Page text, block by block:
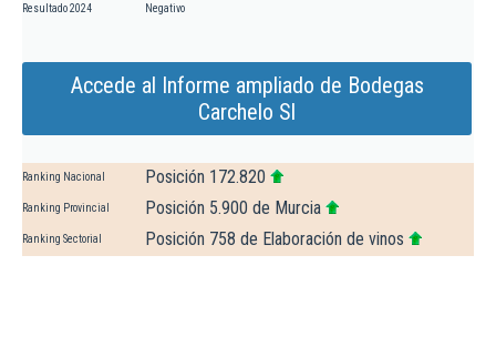
Resultado 2024 Negativo
Accede al Informe ampliado de Bodegas
Carchelo Sl
Ranking Nacional Posición 172.820
Ranking Provincial Posición 5.900 de Murcia
Ranking Sectorial Posición 758 de Elaboración de vinos